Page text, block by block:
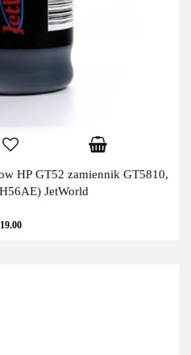
HP GT52 zamiennik GT5810,
JetWorld
19.00